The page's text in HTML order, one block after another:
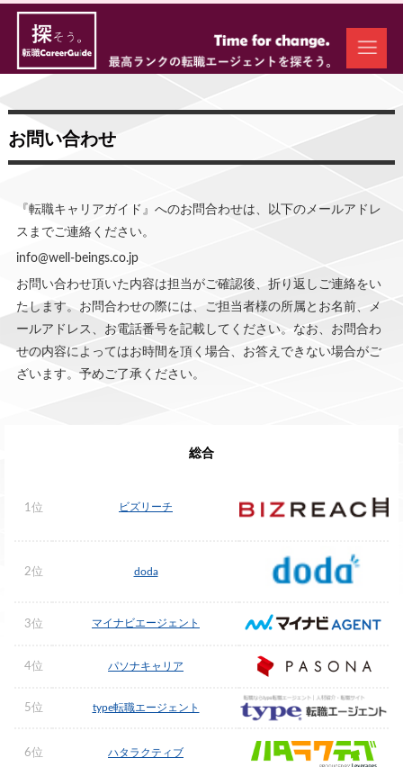
お問い合わせ
『転職キャリアガイド』へのお問合わせは、以下のメールアドレ
スまでご連絡ください。
info@well-beings.co.jp
お問い合わせ頂いた内容は担当がご確認後、折り返しご連絡をい
たします。お問合わせの際には、ご担当者様の所属とお名前、メ
ールアドレス、お電話番号を記載してください。なお、お問合わ
せの内容によってはお時間を頂く場合、お答えできない場合がご
ざいます。予めご了承ください。
総合
1位 ビズリーチ
2位 doda
3位 マイナビエージェント
4位 パソナキャリア
5位 type転職エージェント
6位 ハタラクティブ